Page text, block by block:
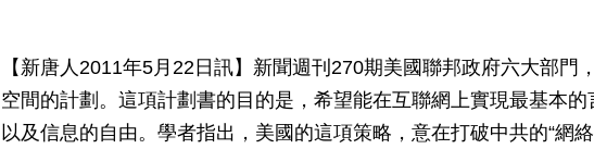
【新唐人2011年5月22日訊】新聞週刊270期美國聯邦政府六大部門
空間的計劃。這項計劃書的目的是，希望能在互聯網上實現最基本的
以及信息的自由。學者指出，美國的這項策略，意在打破中共的“網絡